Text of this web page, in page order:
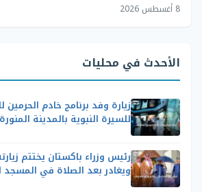
8 أغسطس 2026
الأحدث في محليات
زيارة وفد برنامج خادم
للسيرة النبوية بالمدينة المنورة
رئيس وزراء باكستان يختتم
ويغادر بعد الصلاة في المسجد